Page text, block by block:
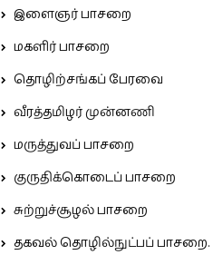
இளைஞர் பாசறை
மகளிர் பாசறை
தொழிற்சங்கப் பேரவை
வீரத்தமிழர் முன்னணி
மருத்துவப் பாசறை
குருதிக்கொடைப் பாசறை
சுற்றுச்சூழல் பாசறை
தகவல் தொழில்நுட்பப் பாசறை.